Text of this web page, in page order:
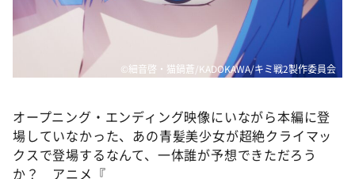
DAIGOも台所 ～きょうの献立 何にする？～
本日はダイアンなり！シーズン２
朝だ！生です旅サラダ
ＬＩＦＥ～夢のカタチ～
新婚さんいらっしゃい！
ポツンと一軒家
©細音啓・猫鍋蒼/KADOKAWA/キミ戦2製作委員会
オープニング・エンディング映像にいながら本編に登
場していなかった、あの青髪美少女が超絶クライマッ
クスで登場するなんて、一体誰が予想できただろう
か？ アニメ『